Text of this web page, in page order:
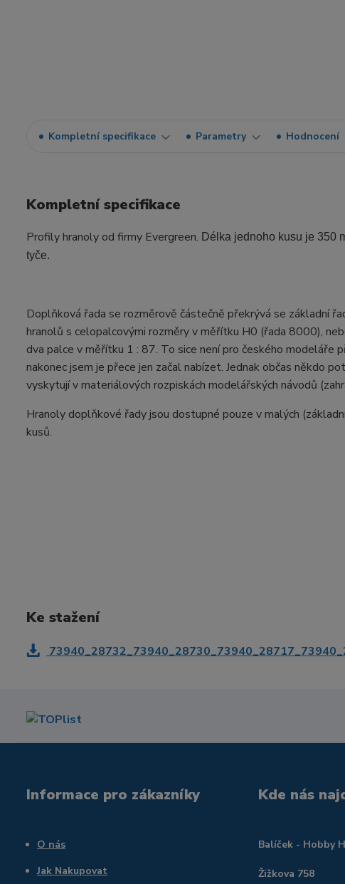
Kompletní specifikace Parametry Hodnocení
Kompletní specifikace
Profily hranoly od firmy Evergreen. Délka jednoho kusu je 350
tyče.
Doplňková řada se rozměrově částečně překrývá se základní
hranolů s celopalcovými rozměry v měřítku H0 (řada 8000),
dva palce v měřítku 1 : 87. To sice není pro českého modeláře
nakonec jsem je přece jen začal nabízet. Jednak občas někdo
vyskytují v materiálových rozpiskách modelářských návodů
Hranoly doplňkové řady jsou dostupné pouze v malých
kusů.
Ke stažení
Informace pro zákazníky
O nás
Jak Nakupovat
Kde nás
Balíček - Hobby
Žižkova 758